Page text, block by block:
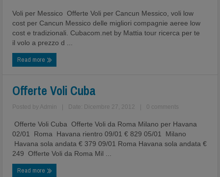
Voli per Messico Offerte Voli per Cancun Messico, voli low
cost per Cancun Messico delle migliori compagnie aeree low
cost e tradizionali. Cubacom.net by Mattia tour ricerca per te
il volo a prezzo d ...
Read more
Offerte Voli Cuba
Posted by Admin Date: Dicembre 27, 2012 0 comments
Offerte Voli Cuba Offerte Voli da Roma Milano per Havana
02/01 Roma Havana rientro 09/01 € 829 05/01 Milano
Havana sola andata € 379 09/01 Roma Havana sola andata €
249 Offerte Voli da Roma Mil ...
Read more